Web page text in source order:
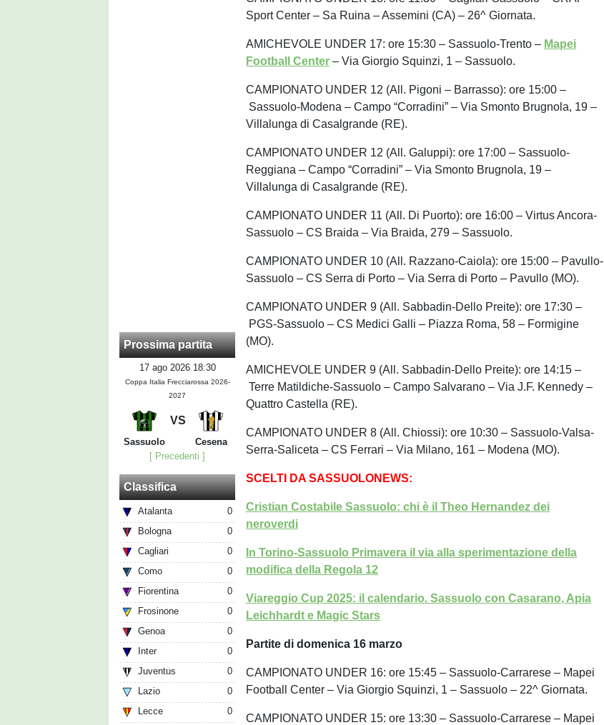
Prossima partita
17 ago 2026 18:30
Coppa Italia Frecciarossa 2026-
2027
VS
Sassuolo
Cesena
[ Precedenti ]
Classifica
Atalanta
0
Bologna
0
Cagliari
0
Como
0
Fiorentina
0
Frosinone
0
Genoa
0
Inter
0
Juventus
0
Lazio
0
Lecce
0
Sport Center – Sa Ruina – Assemini (CA) – 26^ Giornata.
AMICHEVOLE UNDER 17: ore 15:30 – Sassuolo-Trento – Mapei
Football Center – Via Giorgio Squinzi, 1 – Sassuolo.
CAMPIONATO UNDER 12 (All. Pigoni – Barrasso): ore 15:00 –
Sassuolo-Modena – Campo “Corradini” – Via Smonto Brugnola, 19 –
Villalunga di Casalgrande (RE).
CAMPIONATO UNDER 12 (All. Galuppi): ore 17:00 – Sassuolo-
Reggiana – Campo “Corradini” – Via Smonto Brugnola, 19 –
Villalunga di Casalgrande (RE).
CAMPIONATO UNDER 11 (All. Di Puorto): ore 16:00 – Virtus Ancora-
Sassuolo – CS Braida – Via Braida, 279 – Sassuolo.
CAMPIONATO UNDER 10 (All. Razzano-Caiola): ore 15:00 – Pavullo-
Sassuolo – CS Serra di Porto – Via Serra di Porto – Pavullo (MO).
CAMPIONATO UNDER 9 (All. Sabbadin-Dello Preite): ore 17:30 –
PGS-Sassuolo – CS Medici Galli – Piazza Roma, 58 – Formigine
(MO).
AMICHEVOLE UNDER 9 (All. Sabbadin-Dello Preite): ore 14:15 –
Terre Matildiche-Sassuolo – Campo Salvarano – Via J.F. Kennedy –
Quattro Castella (RE).
CAMPIONATO UNDER 8 (All. Chiossi): ore 10:30 – Sassuolo-Valsa-
Serra-Saliceta – CS Ferrari – Via Milano, 161 – Modena (MO).
SCELTI DA SASSUOLONEWS:
Cristian Costabile Sassuolo: chi è il Theo Hernandez dei
neroverdi
In Torino-Sassuolo Primavera il via alla sperimentazione della
modifica della Regola 12
Viareggio Cup 2025: il calendario. Sassuolo con Casarano, Apia
Leichhardt e Magic Stars
Partite di domenica 16 marzo
CAMPIONATO UNDER 16: ore 15:45 – Sassuolo-Carrarese – Mapei
Football Center – Via Giorgio Squinzi, 1 – Sassuolo – 22^ Giornata.
CAMPIONATO UNDER 15: ore 13:30 – Sassuolo-Carrarese – Mapei